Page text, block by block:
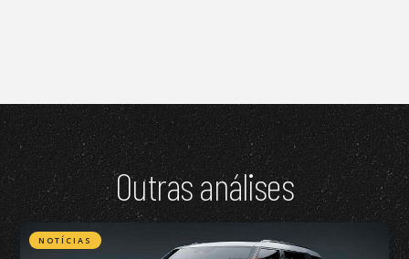
Outras análises
NOTÍCIAS